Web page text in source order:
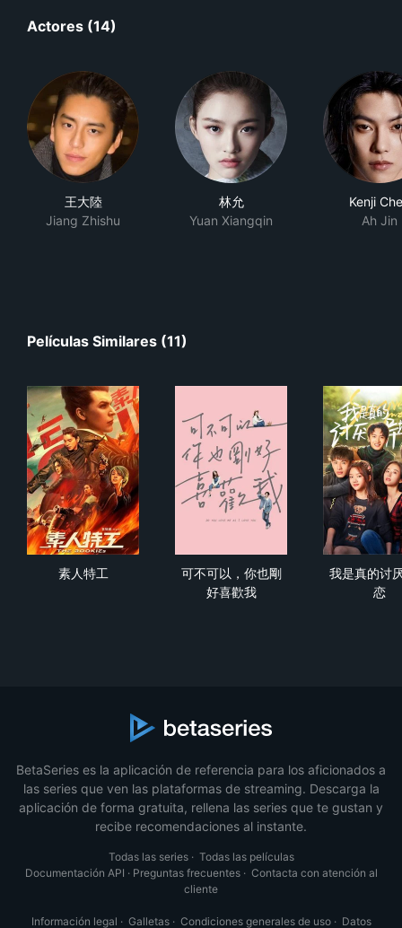
Actores (14)
王大陸
Jiang Zhishu
林允
Yuan Xiangqin
Kenji
Ah Jin
Películas Similares (11)
素人特工
可不可以，你也剛
好喜歡我
我是真的讨
恋
BetaSeries es la aplicación de referencia para los aficionados a
las series que ven las plataformas de streaming. Descarga la
aplicación de forma gratuita, rellena las series que te gustan y
recibe recomendaciones al instante.
Todas las series· Todas las películas
Documentación API · Preguntas frecuentes· Contacta con atención al
cliente
Información legal · Galletas· Condiciones generales de uso· Datos